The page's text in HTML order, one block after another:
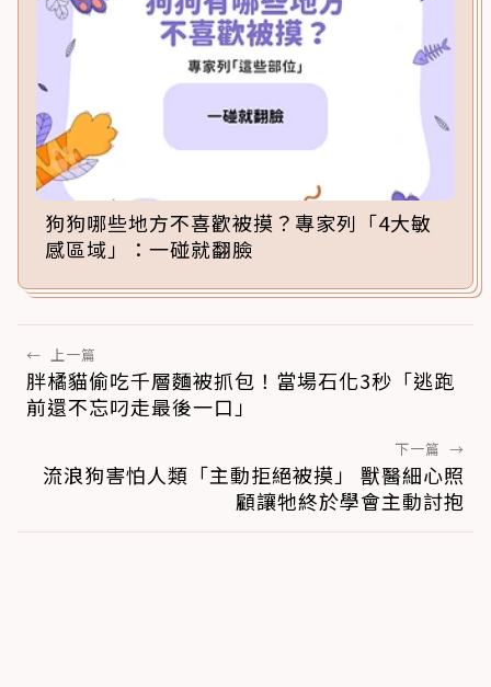
狗狗哪些地方不喜歡被摸？專家列「4大敏
感區域」：一碰就翻臉
← 上一篇
胖橘貓偷吃千層麵被抓包！當場石化3秒「逃跑
前還不忘叼走最後一口」
下一篇 →
流浪狗害怕人類「主動拒絕被摸」 獸醫細心照
顧讓牠終於學會主動討抱